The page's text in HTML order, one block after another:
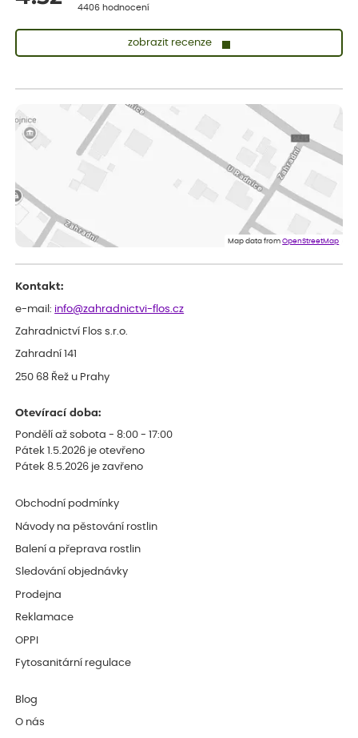
4406 hodnocení
zobrazit recenze
Měla jsem pouze 1objednavku a zatím jsem spokojená se
sazenicemi
Miroslava
Rostliny byly v pořádku, dobře zabalené, celková spokojenost.
Doporučuji :). Spokojenost, stromky v pěkném stavu. Jediné, co
my chybělo, bylo komunikování nedostupného zboží před
Map data fromOpenStreetMap
Kontakt:
e-mail: info@zahradnictvi-flos.cz
Zahradnictví Flos s.r.o.
Zahradní 141
250 68 Řež u Prahy
Otevírací doba:
Pondělí až sobota - 8:00 - 17:00
Pátek 1.5.2026 je otevřeno
Pátek 8.5.2026 je zavřeno
Obchodní podmínky
Návody na pěstování rostlin
Balení a přeprava rostlin
Sledování objednávky
Prodejna
Reklamace
OPPI
Fytosanitární regulace
Blog
O nás